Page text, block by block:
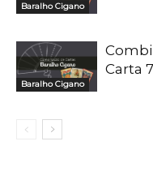
Baralho Cigano
Baralho Cigano
Carta